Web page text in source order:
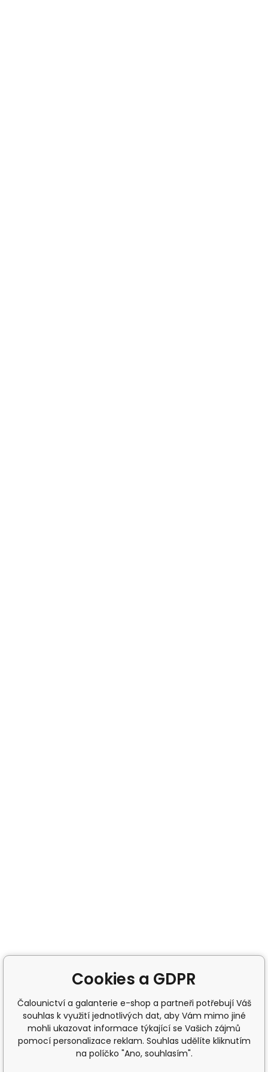
Cookies a GDPR
Čalounictví a galanterie e-shop a partneři potřebují Váš
souhlas k využití jednotlivých dat, aby Vám mimo jiné
mohli ukazovat informace týkající se Vašich zájmů
pomocí personalizace reklam. Souhlas udělíte kliknutím
na políčko "Ano, souhlasím".